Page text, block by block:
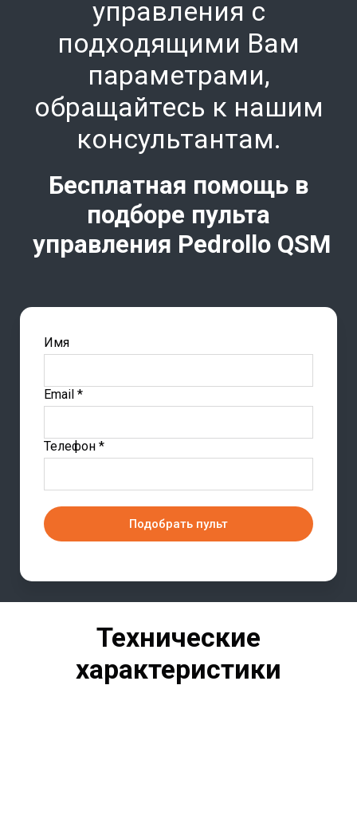
управления с
подходящими Вам
параметрами,
обращайтесь к нашим
консультантам.
Бесплатная помощь в
подборе пульта
управления Pedrollo QSM
Имя
Email *
Телефон *
Подобрать пульт
Технические
характеристики